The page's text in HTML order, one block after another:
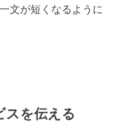
文が短くなるように
スを伝える